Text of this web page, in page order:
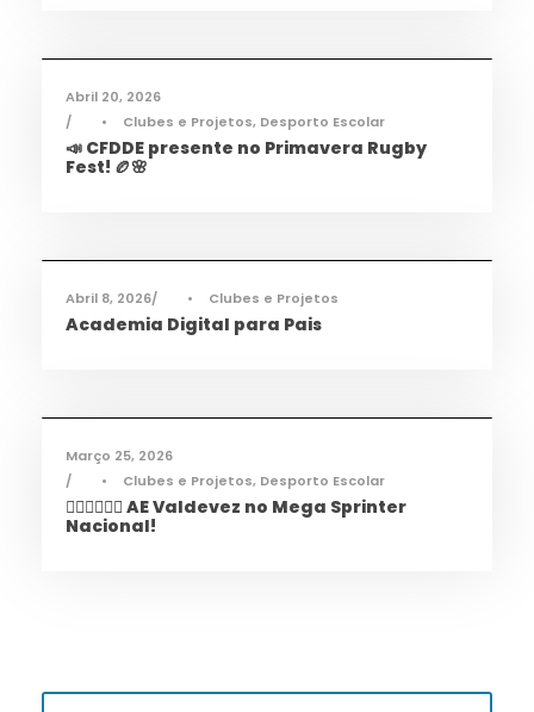
Abril 20, 2026
•
Clubes e Projetos, Desporto Escolar
📣 CFDDE presente no Primavera Rugby
Fest! 🏉🌸
Abril 8, 2026 • Clubes e Projetos
Academia Digital para Pais
Março 25, 2026
•
Clubes e Projetos, Desporto Escolar
🏃‍♀️🏃‍♂️🏃‍♀️ AE Valdevez no Mega Sprinter
Nacional!